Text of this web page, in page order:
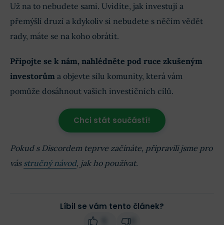
Už na to nebudete sami. Uvidíte, jak investují a
přemýšlí druzí a kdykoliv si nebudete s něčím vědět
rady, máte se na koho obrátit.
Připojte se k nám, nahlédněte pod ruce zkušeným
investorům a objevte sílu komunity, která vám
pomůže dosáhnout vašich investičních cílů.
Chci stát součástí!
Pokud s Discordem teprve začínáte, připravili jsme pro
vás stručný návod, jak ho používat.
Líbil se vám tento článek?